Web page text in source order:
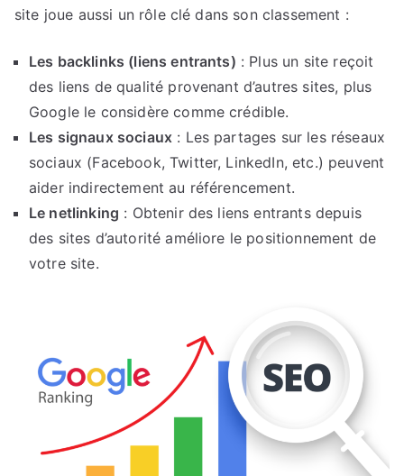
site joue aussi un rôle clé dans son classement :
Les backlinks (liens entrants) : Plus un site reçoit
des liens de qualité provenant d’autres sites, plus
Google le considère comme crédible.
Les signaux sociaux : Les partages sur les réseaux
sociaux (Facebook, Twitter, LinkedIn, etc.) peuvent
aider indirectement au référencement.
Le netlinking : Obtenir des liens entrants depuis
des sites d’autorité améliore le positionnement de
votre site.